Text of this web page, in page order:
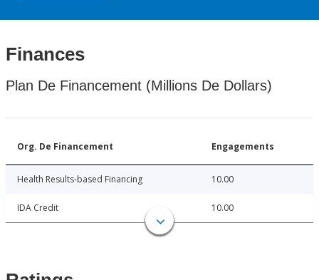
Finances
Plan De Financement (Millions De Dollars)
Org. De Financement Engagements
Health Results-based Financing 10.00
IDA Credit 10.00